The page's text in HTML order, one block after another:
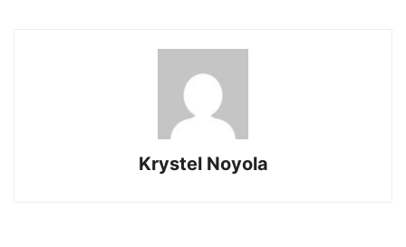
Krystel Noyola